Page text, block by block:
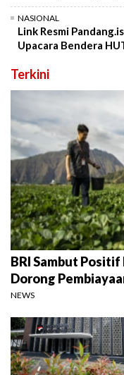
NASIONAL
Link Resmi
Upacara Bendera
Terkini
BRI Sambut Positif
Dorong
NEWS